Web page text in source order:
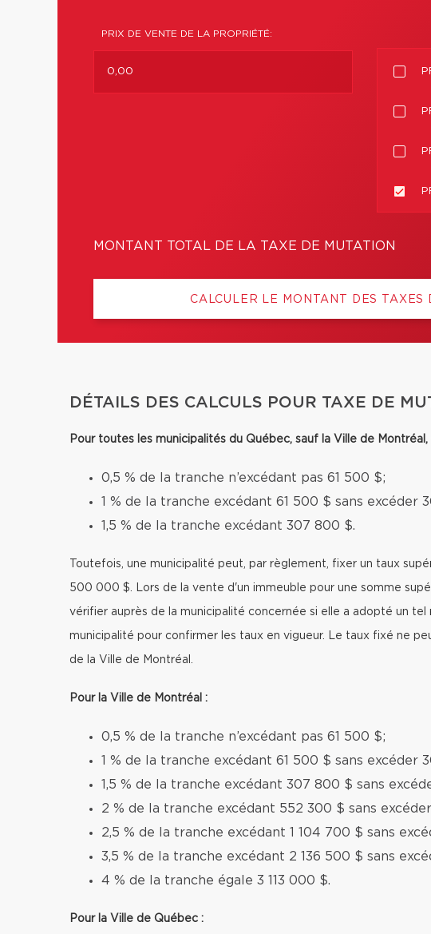
PRIX DE VENTE DE LA PROPRIÉTÉ:
MONTANT TOTAL DE LA TAXE DE MUTATION
CALCULER LE MONTANT DES TAXES
DÉTAILS DES CALCULS POUR TAXE DE
Pour toutes les municipalités du Québec, sauf la Ville de
0,5 % de la tranche n’excédant pas 61 500 $;
1 % de la tranche excédant 61 500 $ sans excéder
1,5 % de la tranche excédant 307 800 $.
Toutefois, une municipalité peut, par règlement, fixer un taux
500 000 $. Lors de la vente d'un immeuble pour une somme
vérifier auprès de la municipalité concernée si elle a adopté un
municipalité pour confirmer les taux en vigueur. Le taux fixé ne
de la Ville de Montréal.
Pour la Ville de Montréal :
0,5 % de la tranche n’excédant pas 61 500 $;
1 % de la tranche excédant 61 500 $ sans excéder
1,5 % de la tranche excédant 307 800 $ sans
2 % de la tranche excédant 552 300 $ sans
2,5 % de la tranche excédant 1 104 700 $ sans
3,5 % de la tranche excédant 2 136 500 $ sans
4 % de la tranche égale 3 113 000 $.
Pour la Ville de Québec :